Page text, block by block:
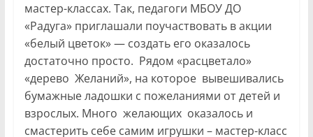
мастер-классах. Так, педагоги МБОУ ДО
«Радуга» приглашали поучаствовать в акции
«белый цветок» — создать его оказалось
достаточно просто. Рядом «расцветало»
«дерево Желаний», на которое вывешивались
бумажные ладошки с пожеланиями от детей и
взрослых. Много желающих оказалось и
смастерить себе самим игрушки – мастер-класс